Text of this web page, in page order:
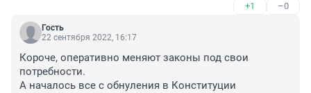
+1 –0
Гость
22 сентября 2022, 16:17
Короче, оперативно меняют законы под свои
потребности.
А началось все с обнуления в Конституции